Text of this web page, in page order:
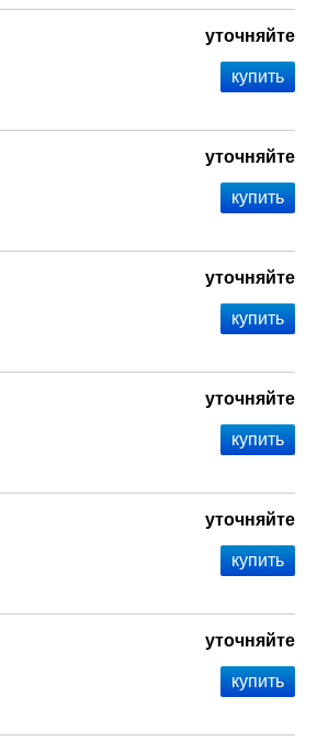
уточняйте
уточняйте
уточняйте
уточняйте
уточняйте
уточняйте